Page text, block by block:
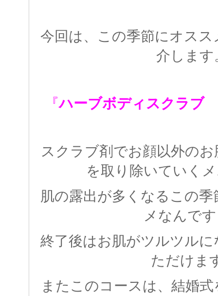
今回は、この季節にオス
介します
『ハーブボディスクラブ
スクラブ剤でお顔以外の
を取り除いていく
肌の露出が多くなるこの
メなんで
終了後はお肌がツルツル
ただけま
またこのコースは、結婚